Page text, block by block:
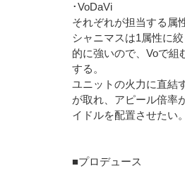
･VoDaVi
それぞれが担当する属
シャニマスは1属性に
的に強いので、Voで組
する。
ユニットの火力に直結
が取れ、アピール倍率
イドルを配置させたい。
■プロデュース